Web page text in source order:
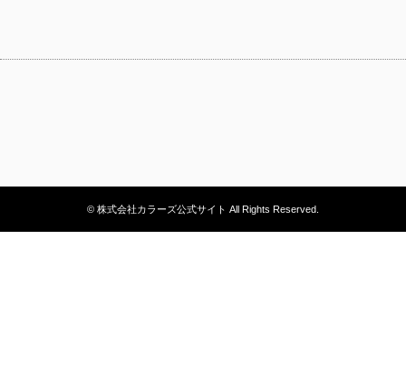
© 株式会社カラーズ公式サイト All Rights Reserved.